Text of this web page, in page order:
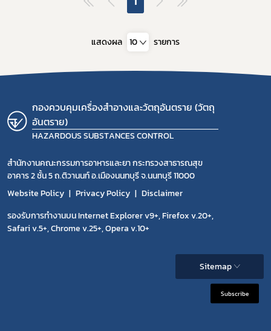
แสดงผล 10 รายการ
กองควบคุมเครื่องสำอางและวัตถุอันตราย (วัตถุ
อันตราย)
HAZARDOUS SUBSTANCES CONTROL
สำนักงานคณะกรรมการอาหารและยา กระทรวงสาธารณสุข
อาคาร 2 ชั้น 5 ถ.ติวานนท์ อ.เมืองนนทบุรี จ.นนทบุรี 11000
Website Policy
Privacy Policy
Disclaimer
รองรับการทำงานบน Internet Explorer v9+, Firefox v.20+,
Safari v.5+, Chrome v.25+, Opera v.10+
Sitemap
Subscribe